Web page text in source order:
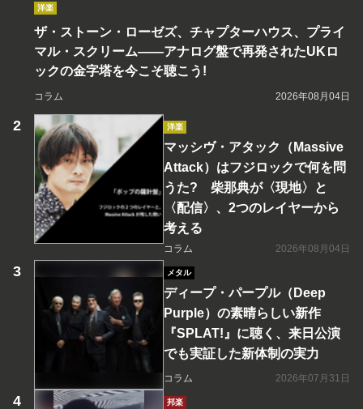
洋楽
ザ・ストーン・ローゼズ、チャプターハウス、プライ
マル・スクリーム――アナログ盤で再発されたUKロ
ックの金字塔を今こそ聴こう!
コラム 2026年08月04日
洋楽
マッシヴ・アタック（Massive
Attack）はフジロックで何を問
うた? 柴那典が〈現地〉と
〈配信〉、2つのレイヤーから
考える
コラム 2026年08月04日
メタル
ディープ・パープル（Deep
Purple）の素晴らしい新作
『SPLAT!』に聴く、来日公演
でも実証した新体制の実力
コラム 2026年07月31日
邦楽